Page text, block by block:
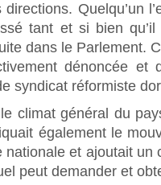
Quelqu’un
tant et si bien qu’il
dans le Parlement.
dénoncée et
syndicat réformiste
climat général du
également le
nationale et ajoutait un
peut demander et